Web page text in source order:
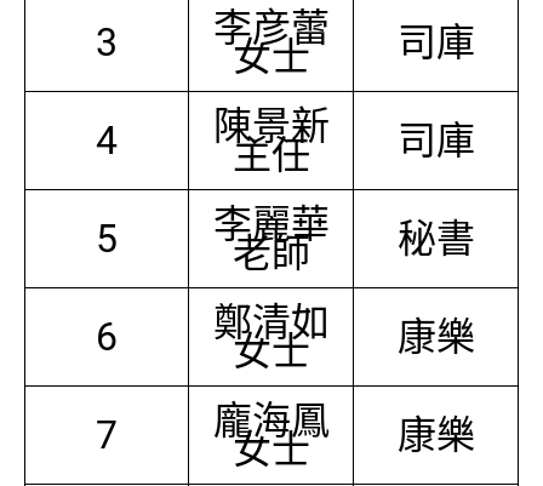
3 李彦蕾
女士 司庫
4 陳景新
主任 司庫
5 李麗華
老師 秘書
6 鄭清如
女士 康樂
7 龐海鳳
女士 康樂